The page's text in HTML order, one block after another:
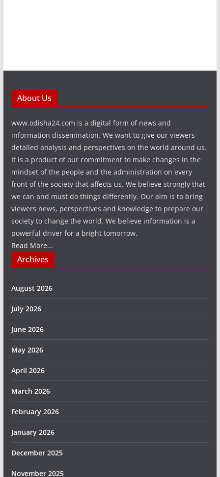
About Us
www.odisha24.com is a digital form of news and
information dissemination. We want to give our viewers
detailed analysis and perspectives on the world around us.
It is a product of our commitment to make changes in the
mindset of the people and the administration on every
front of the society that affects us. We believe strongly that
we can and must do things differently. Our aim is to bring
viewers news, perspectives and knowledge to prepare our
society to change the world. We believe information is a
powerful driver for a bright tomorrow.
Read More...
Archives
August 2026
July 2026
June 2026
May 2026
April 2026
March 2026
February 2026
January 2026
December 2025
November 2025